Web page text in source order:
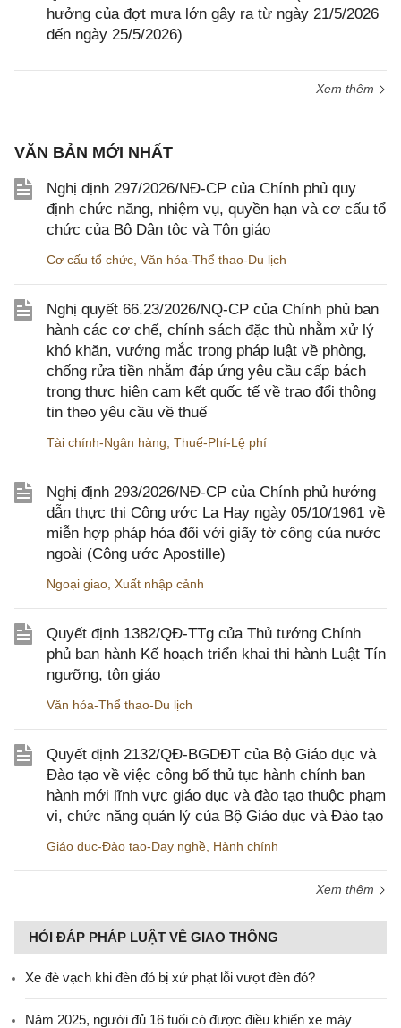
hưởng của đợt mưa lớn gây ra từ ngày 21/5/2026
đến ngày 25/5/2026)
Xem thêm
VĂN BẢN MỚI NHẤT
Nghị định 297/2026/NĐ-CP của Chính phủ quy
định chức năng, nhiệm vụ, quyền hạn và cơ cấu tổ
chức của Bộ Dân tộc và Tôn giáo
Cơ cấu tổ chức Văn hóa-Thể thao-Du lịch
Nghị quyết 66.23/2026/NQ-CP của Chính phủ ban
hành các cơ chế, chính sách đặc thù nhằm xử lý
khó khăn, vướng mắc trong pháp luật về phòng,
chống rửa tiền nhằm đáp ứng yêu cầu cấp bách
trong thực hiện cam kết quốc tế về trao đổi thông
tin theo yêu cầu về thuế
Tài chính-Ngân hàng Thuế-Phí-Lệ phí
Nghị định 293/2026/NĐ-CP của Chính phủ hướng
dẫn thực thi Công ước La Hay ngày 05/10/1961 về
miễn hợp pháp hóa đối với giấy tờ công của nước
ngoài (Công ước Apostille)
Ngoại giao Xuất nhập cảnh
Quyết định 1382/QĐ-TTg của Thủ tướng Chính
phủ ban hành Kế hoạch triển khai thi hành Luật Tín
ngưỡng, tôn giáo
Văn hóa-Thể thao-Du lịch
Quyết định 2132/QĐ-BGDĐT của Bộ Giáo dục và
Đào tạo về việc công bố thủ tục hành chính ban
hành mới lĩnh vực giáo dục và đào tạo thuộc phạm
vi, chức năng quản lý của Bộ Giáo dục và Đào tạo
Giáo dục-Đào tạo-Dạy nghề Hành chính
Xem thêm
HỎI ĐÁP PHÁP LUẬT VỀ GIAO THÔNG
Xe đè vạch khi đèn đỏ bị xử phạt lỗi vượt đèn đỏ?
Năm 2025, người đủ 16 tuổi có được điều khiển xe máy